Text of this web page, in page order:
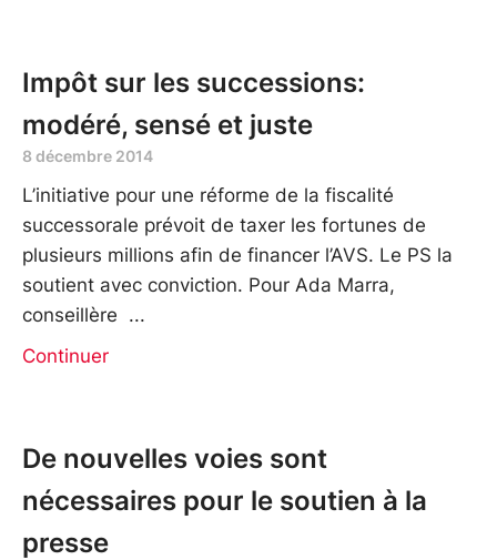
Impôt sur les successions:
modéré, sensé et juste
8 décembre 2014
L’initiative pour une réforme de la fiscalité
successorale prévoit de taxer les fortunes de
plusieurs millions afin de financer l’AVS. Le PS la
soutient avec conviction. Pour Ada Marra,
conseillère
Continuer
De nouvelles voies sont
nécessaires pour le soutien à la
presse